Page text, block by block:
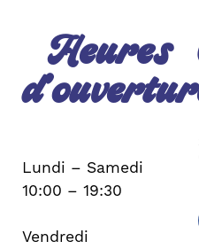
Heures
Lundi – Samedi
10:00 – 19:30
Vendredi